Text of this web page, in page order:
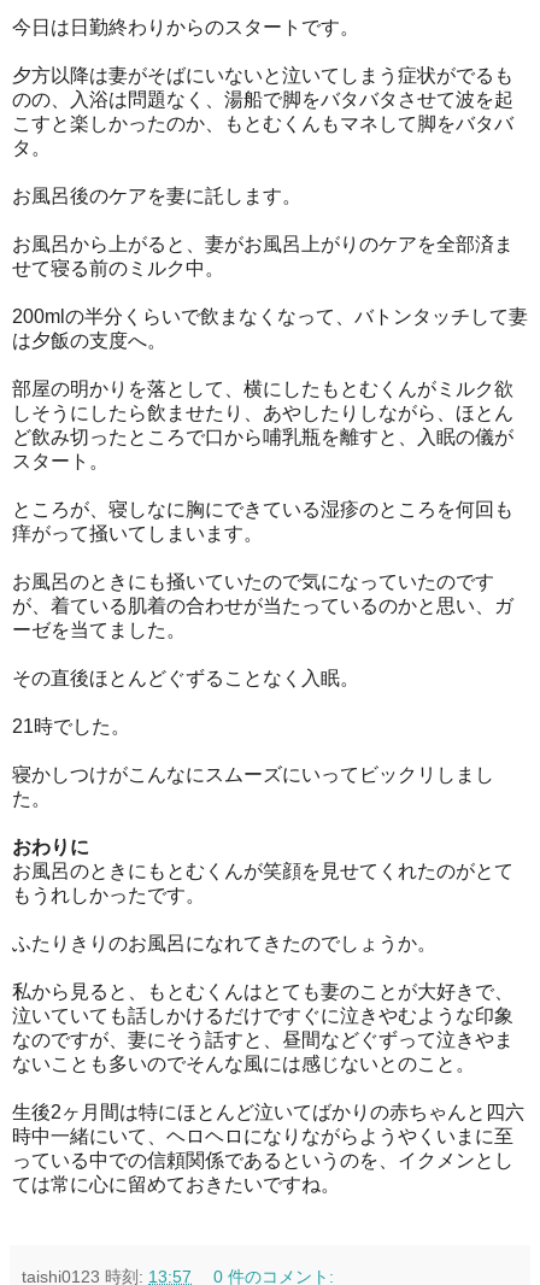
今日は日勤終わりからのスタートです。
夕方以降は妻がそばにいないと泣いてしまう症状がでるも
のの、入浴は問題なく、湯船で脚をバタバタさせて波を起
こすと楽しかったのか、もとむくんもマネして脚をバタバ
タ。
お風呂後のケアを妻に託します。
お風呂から上がると、妻がお風呂上がりのケアを全部済ま
せて寝る前のミルク中。
200mlの半分くらいで飲まなくなって、バトンタッチして妻
は夕飯の支度へ。
部屋の明かりを落として、横にしたもとむくんがミルク欲
しそうにしたら飲ませたり、あやしたりしながら、ほとん
ど飲み切ったところで口から哺乳瓶を離すと、入眠の儀が
スタート。
ところが、寝しなに胸にできている湿疹のところを何回も
痒がって掻いてしまいます。
お風呂のときにも掻いていたので気になっていたのです
が、着ている肌着の合わせが当たっているのかと思い、ガ
ーゼを当てました。
その直後ほとんどぐずることなく入眠。
21時でした。
寝かしつけがこんなにスムーズにいってビックリしまし
た。
おわりに
お風呂のときにもとむくんが笑顔を見せてくれたのがとて
もうれしかったです。
ふたりきりのお風呂になれてきたのでしょうか。
私から見ると、もとむくんはとても妻のことが大好きで、
泣いていても話しかけるだけですぐに泣きやむような印象
なのですが、妻にそう話すと、昼間などぐずって泣きやま
ないことも多いのでそんな風には感じないとのこと。
生後2ヶ月間は特にほとんど泣いてばかりの赤ちゃんと四六
時中一緒にいて、ヘロヘロになりながらようやくいまに至
っている中での信頼関係であるというのを、イクメンとし
ては常に心に留めておきたいですね。
taishi0123 時刻: 13:57 0 件のコメント: